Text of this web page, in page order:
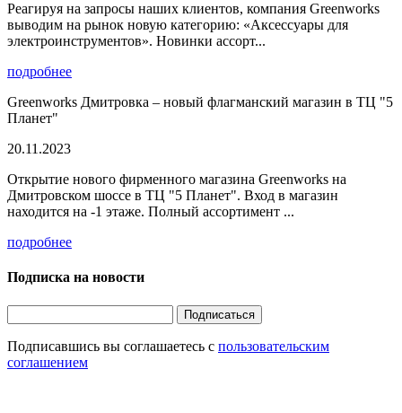
Реагируя на запросы наших клиентов, компания Greenworks
выводим на рынок новую категорию: «Аксессуары для
электроинструментов». Новинки ассорт...
подробнее
Greenworks Дмитровка – новый флагманский магазин в ТЦ "5
Планет"
20.11.2023
Открытие нового фирменного магазина Greenworks на
Дмитровском шоссе в ТЦ "5 Планет". Вход в магазин
находится на -1 этаже. Полный ассортимент ...
подробнее
Подписка на новости
Подписаться
Подписавшись вы соглашаетесь с пользовательским
соглашением